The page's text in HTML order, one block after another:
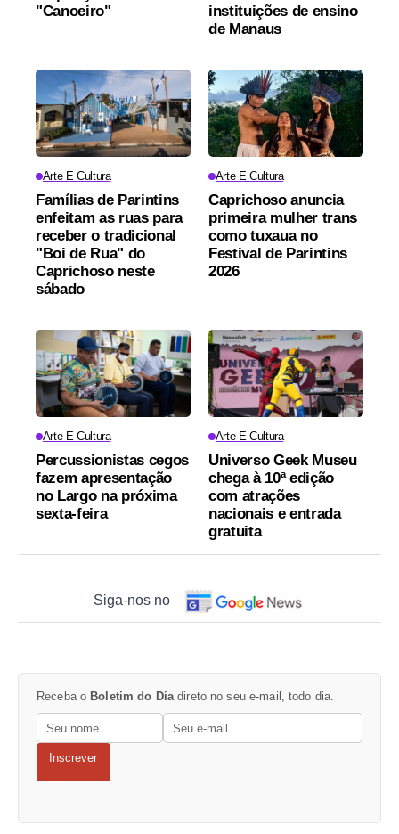
"Canoeiro"
instituições de ensino
de Manaus
Arte E Cultura
Famílias de Parintins
enfeitam as ruas para
receber o tradicional
"Boi de Rua" do
Caprichoso neste
sábado
Arte E Cultura
Caprichoso anuncia
primeira mulher trans
como tuxaua no
Festival de Parintins
2026
Arte E Cultura
Percussionistas cegos
fazem apresentação
no Largo na próxima
sexta-feira
Arte E Cultura
Universo Geek Museu
chega à 10ª edição
com atrações
nacionais e entrada
gratuita
Siga-nos no
Receba o Boletim do Dia direto no seu e-mail, todo dia.
Inscrever